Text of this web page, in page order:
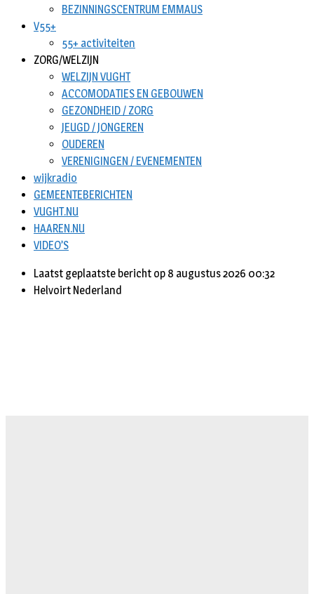
BEZINNINGSCENTRUM EMMAUS
V55+
55+ activiteiten
ZORG/WELZIJN
WELZIJN VUGHT
ACCOMODATIES EN GEBOUWEN
GEZONDHEID / ZORG
JEUGD / JONGEREN
OUDEREN
VERENIGINGEN / EVENEMENTEN
wijkradio
GEMEENTEBERICHTEN
VUGHT.NU
HAAREN.NU
VIDEO’S
Laatst geplaatste bericht op 8 augustus 2026 00:32
Helvoirt Nederland